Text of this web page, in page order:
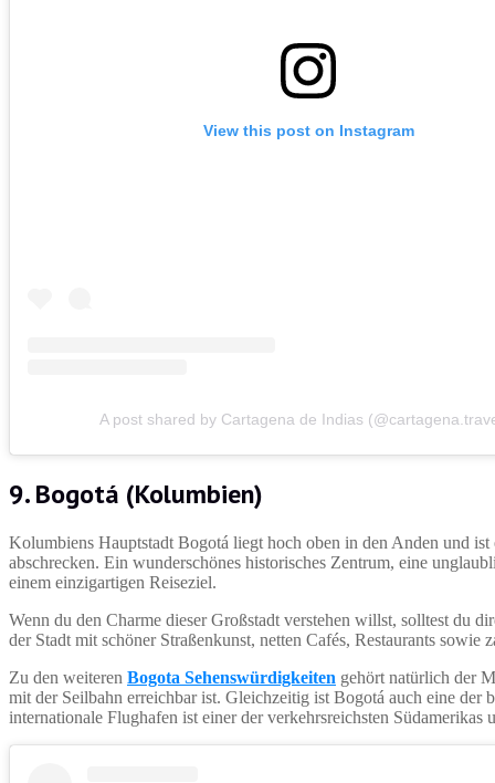
View this post on Instagram
A post shared by Cartagena de Indias
9. Bogotá (Kolumbien)
Kolumbiens Hauptstadt Bogotá liegt hoch oben in den Anden und
abschrecken. Ein wunderschönes historisches Zentrum, eine
einem einzigartigen Reiseziel.
Wenn du den Charme dieser Großstadt verstehen willst, solltest du
der Stadt mit schöner Straßenkunst, netten Cafés, Restaurants
Zu den weiteren Bogota Sehenswürdigkeiten gehört natürlich der
mit der Seilbahn erreichbar ist. Gleichzeitig ist Bogotá auch eine der
internationale Flughafen ist einer der verkehrsreichsten